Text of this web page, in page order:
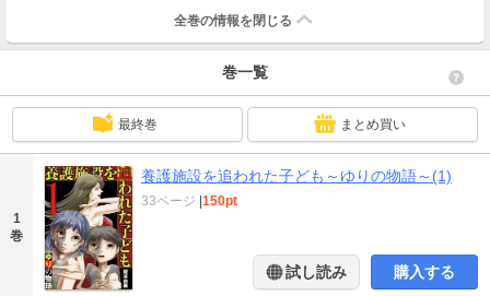
全巻の情報を 閉じる
巻一覧
最終巻 まとめ買い
1
巻
養護施設を追われた子ども～ゆりの物語～(1)
33ページ 150pt
試し読み 購入する